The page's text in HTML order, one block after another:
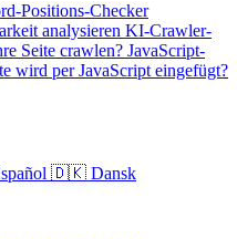
Positions-Checker
analysieren KI-Crawler-
Seite crawlen? JavaScript-
wird per JavaScript eingefügt?
🇩🇰 Dansk